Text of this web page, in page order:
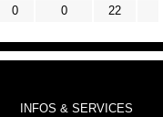
0 0 22
INFOS & SERVICES